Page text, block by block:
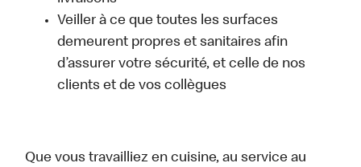
Veiller à ce que toutes les surfaces
demeurent propres et sanitaires afin
d’assurer votre sécurité, et celle de nos
clients et de vos collègues
Que vous travailliez en cuisine, au service au